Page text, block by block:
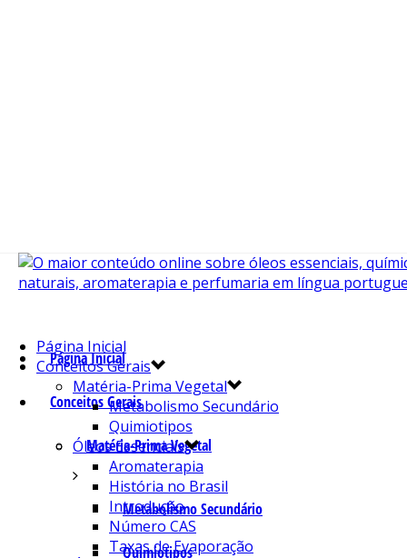
Página Inicial
Conceitos Gerais
Matéria-Prima Vegetal
Metabolismo Secundário
Quimiotipos
Página Inicial
Conceitos Gerais
Matéria-Prima Vegetal
Metabolismo Secundário
Quimiotipos
Óleos Essenciais
Aromaterapia
História no Brasil
Introdução
Número CAS
Taxas de Evaporação